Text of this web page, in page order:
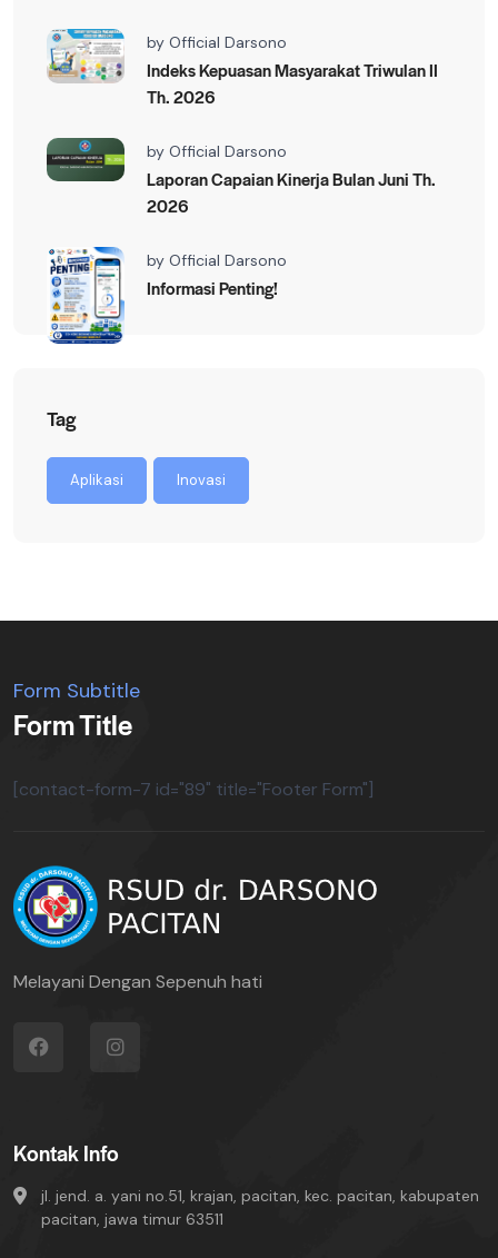
by Official Darsono
Indeks Kepuasan Masyarakat Triwulan II
Th. 2026
by Official Darsono
Laporan Capaian Kinerja Bulan Juni Th.
2026
by Official Darsono
Informasi Penting!
Tag
Aplikasi Inovasi
Form Subtitle
Form Title
[contact-form-7 id="89" title="Footer Form"]
Melayani Dengan Sepenuh hati
Kontak Info
jl. jend. a. yani no.51, krajan, pacitan, kec. pacitan, kabupaten
pacitan, jawa timur 63511